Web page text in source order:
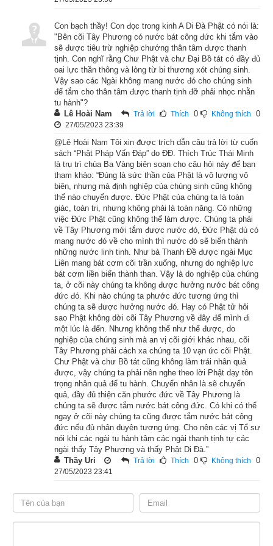
Chúng Bảo Trang Nghiêm được thấy đức Thế Tôn với ba
mươi hai tướng tốt, tám mươi vẻ đẹp, hào quang chiếu sáng
quanh thân, oai nghi rực rỡ thù thắng vô cùng, liền sinh lòng
tín kính, hoan hỷ, chí thành lễ Phật rồi chấp tay đứng sang
một bên nghe pháp. Nghe Phật thuyết pháp rồi, tâm ý khai
mở, đắc quả Tu-đà-hoàn. Khi trở về liền thưa với cha mẹ xin
được xuất gia nhập đạo.
Cha mẹ thương yêu, không nỡ làm trái ý, liền đưa đến chỗ
Phật xin cho được xuất gia. Phật nói: “Lành thay đó, tỳ-kheo!”
Tức thì, râu tóc tự nhiên rụng sạch, áo cà-sa hiện ra nơi thân,
thành một vị tỳ-kheo oai nghi đầy đủ. Chuyên cần tu tập,
chẳng bao lâu đắc quả A-La-hán, đủ Ba trí sáng, Sáu phép
thần thông, Tám môn giải thoát, khắp cõi trời người ai gặp
cũng đều kính trọng, ngưỡng mộ.
Chư tỳ-kheo thấy việc như vậy, thưa hỏi Phật rằng: “Bạch Thế
Tôn! Vị tỳ-kheo Chúng Bảo Trang Nghiêm này trước đã trồng
những căn lành gì mà khi sinh ra có những điềm lành rất đặc
biệt, lại được gặp Phật mà xuất gia đắc đạo?”
Phật bảo chư tỳ-kheo: “Các ngươi hãy chú tâm lắng nghe, ta
sẽ vì các ngươi mà phân biệt giảng nói. Về thuở quá khứ
cách đây đã vô số kiếp, xứ Ba-la-nại có vị Phật ra đời hiệu là
Ca-tôn-đà. Hóa duyên đã mãn, Phật liền nhập Niết-bàn.
Có vị vua tên là Phạm-ma-đạt-đa thâu góp xá-lỵ của Phật,
dựng bốn ngọn bảo tháp cao đến một do-tuần để cúng dường.
Bấy giờ có vị trưởng giả mang những hương hoa, trân bảo, y
phục quý giá cúng dường vào trong tháp ấy. Nhờ công đức
ấy, về sau không còn đọa vào các nẻo dữ địa ngục, súc sanh,
ngạ quỷ; khi sinh ra trong cõi trời người, thường có suối nước
thời hóa hiện. Cho đến ngày nay gặp Phật, xuất gia đắc đạo.”
Con bạch thầy! Con đọc trong kinh A Di Đà Phật có nói là:
"Bên cõi Tây Phương có nước bát công đức khi tắm vào
sẽ được tiêu trừ nghiệp chướng thân tâm được thanh
tịnh. Con nghĩ rằng Chư Phật và chư Đại Bồ tát có đầy đủ
oai lực thần thông và lòng từ bi thương xót chúng sinh.
Vậy sao các Ngài không mang nước đó cho chúng sinh
để tắm cho thân tâm được thanh tịnh đỡ phải nhọc nhằn
tu hành"?
Lê Hoài Nam
Trả lời Thích 0 Không thích 0
27/05/2023 23:39
@Lê Hoài Nam Tôi xin được trích dẫn câu trả lời từ cuốn
sách “Phật Pháp Vấn Đáp” do ĐĐ. Thích Trúc Thái Minh
là trụ trì chùa Ba Vàng biên soạn cho câu hỏi này để bạn
tham khảo: “Đúng là sức thần của Phật là vô lượng vô
biên, nhưng mà định nghiệp của chúng sinh cũng không
thể nào chuyển được. Đức Phật của chúng ta là toàn
giác, toàn tri, nhưng không phải là toàn năng. Có những
việc Đức Phật cũng không thể làm được. Chúng ta phải
về Tây Phương mới tắm được nước đó, Đức Phật dù có
mang nước đó về cho mình thì nước đó sẽ biến thành
những nước linh tinh. Như bà Thanh Đề được ngài Mục
Liên mang bát cơm cõi trần xuống, nhưng do nghiệp lực
bát cơm liền biến thành than. Vậy là do nghiệp của chúng
ta, ở cõi này chúng ta không được hưởng nước bát công
đức đó. Khi nào chúng ta phước đức tương ứng thì
chúng ta sẽ được hưởng nước đó. Hay có Phật tử hỏi
sao Phật không dời cõi Tây Phương về đây để mình đi
một lúc là đến. Nhưng không thể như thế được, do
nghiệp của chúng sinh mà an vị cõi giới khác nhau, cõi
Tây Phương phải cách xa chúng ta 10 vạn ức cõi Phật.
Chư Phật và chư Bồ tát cũng không làm trái nhân quả
được, vậy chúng ta phải nên nghe theo lời Phật dạy tôn
trọng nhân quả để tu hành. Chuyển nhân là sẽ chuyển
quả, đầy đủ thiện căn phước đức về Tây Phương là
chúng ta sẽ được tắm nước bát công đức. Có khi có thể
ngay ở cõi này chúng ta cũng được tắm nước bát công
đức nếu đủ nhân duyên tương ứng. Cho nên các vị Tổ sư
nói khi các ngài tu hành tâm các ngài thanh tịnh tự các
ngài thấy Tây Phương và thấy Phật Di Đà.”
Thầy Uri
Trả lời Thích 0 Không thích 0
27/05/2023 23:41